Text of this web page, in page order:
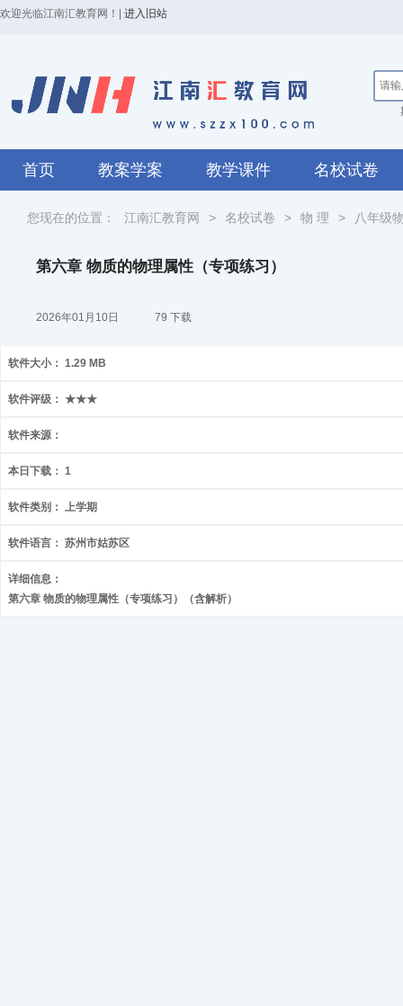
欢迎光临江南汇教育网！ 进入旧站
首页 教案学案 教学课件 名校试卷
您现在的位置： 江南汇教育网 > 名校试卷 > 物 理 > 八年级
第六章 物质的物理属性（专项练习）
2026年01月10日 79 下载
软件大小： 1.29 MB
软件评级： ★★★
软件来源：
本日下载： 1
软件类别： 上学期
软件语言： 苏州市姑苏区
详细信息：
第六章 物质的物理属性（专项练习）（含解析）